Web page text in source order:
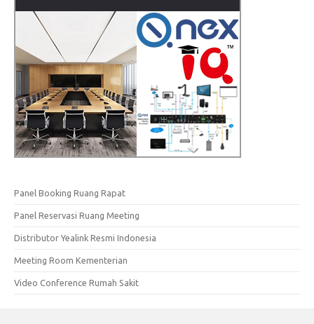
Panel Booking Ruang Rapat
Panel Reservasi Ruang Meeting
Distributor Yealink Resmi Indonesia
Meeting Room Kementerian
Video Conference Rumah Sakit